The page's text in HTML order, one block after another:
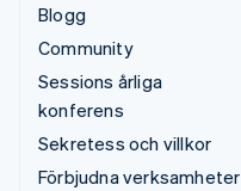
Blogg
Community
Sessions årliga
konferens
Sekretess och villkor
Förbjudna verksamheter